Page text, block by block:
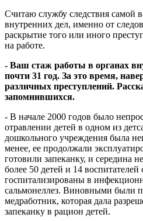
Считаю службу следствия самой
внутренних дел, именно от
раскрытие того или иного
на работе.
- Ваш стаж работы в органах
почти 31 год. За это время,
различных преступлений.
запомнившихся.
- В начале 2000 годов было
отравлении детей в одном из
дошкольного учреждения была
менее, ее продолжали
готовили запеканку, и середина
более 50 детей и 14
госпитализированы в
сальмонеллез. Виновными были
медработник, которая дала
запеканку в рацион детей.